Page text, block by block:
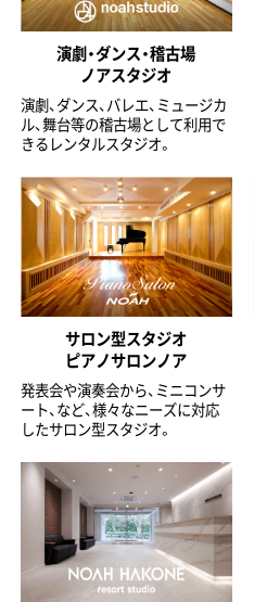
演劇・ダンス・稽古場
ノアスタジオ
演劇、ダンス、バレエ、ミュージカ
ル、舞台等の稽古場として利用で
きるレンタルスタジオ。
サロン型スタジオ
ピアノサロンノア
発表会や演奏会から、ミニコンサ
ート、など、様々なニーズに対応
したサロン型スタジオ。